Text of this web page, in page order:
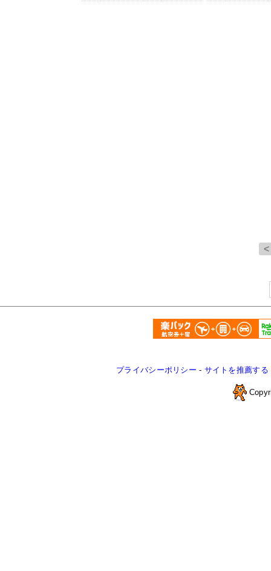
プライバシーポリシー - サイトを推薦する